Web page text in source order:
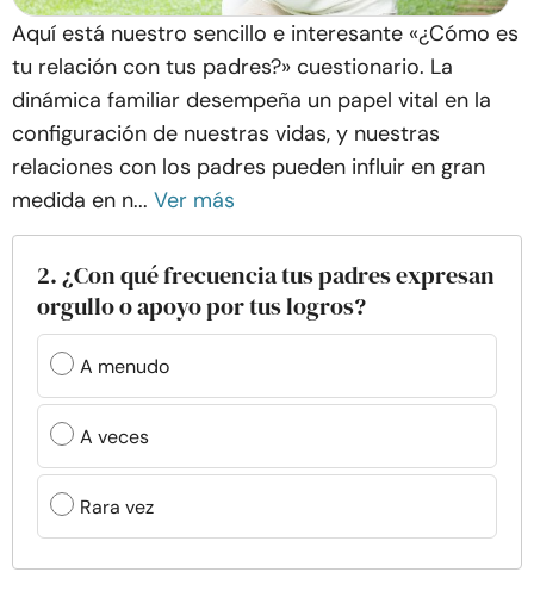
Aquí está nuestro sencillo e interesante «¿Cómo es
tu relación con tus padres?» cuestionario. La
dinámica familiar desempeña un papel vital en la
configuración de nuestras vidas, y nuestras
relaciones con los padres pueden influir en gran
medida en n... Ver más
2. ¿Con qué frecuencia tus padres expresan
orgullo o apoyo por tus logros?
A menudo
A veces
Rara vez